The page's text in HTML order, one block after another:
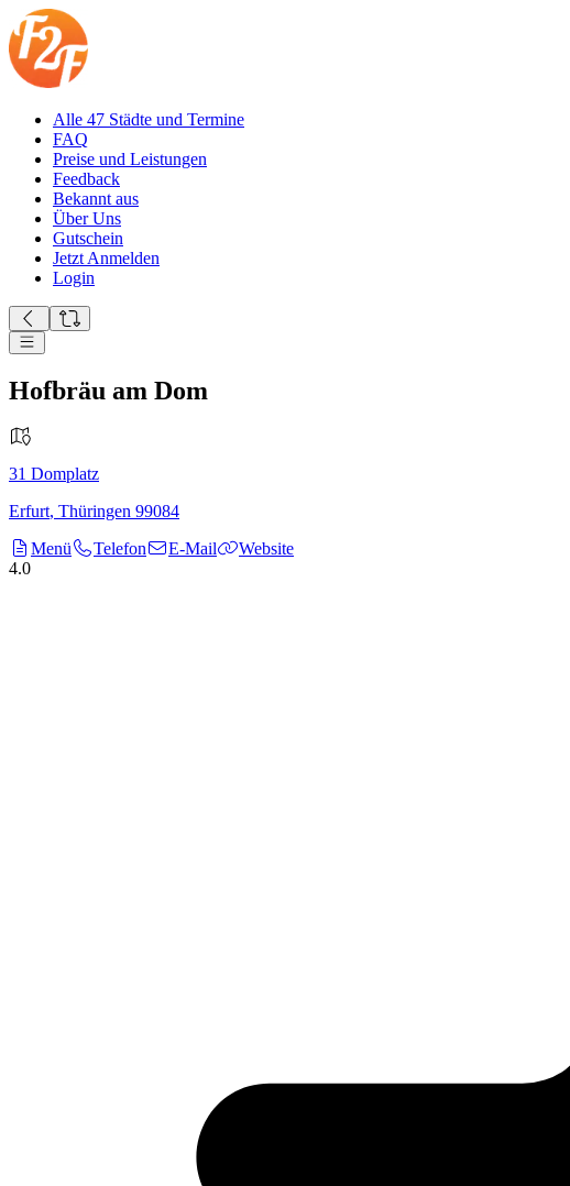
Alle 47 Städte und Termine
FAQ
Preise und Leistungen
Feedback
Bekannt aus
Über Uns
Gutschein
Jetzt Anmelden
Login
Hofbräu am Dom
31 Domplatz
Erfurt, Thüringen 99084
Menü
Telefon E-Mail
Website
4.0